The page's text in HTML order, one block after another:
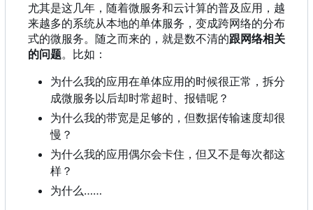
尤其是这几年，随着微服务和云计算的普及应用，越
来越多的系统从本地的单体服务，变成跨网络的分布
式的微服务。随之而来的，就是数不清的跟网络相关
的问题。比如：
为什么我的应用在单体应用的时候很正常，拆分
成微服务以后却时常超时、报错呢？
为什么我的带宽是足够的，但数据传输速度却很
慢？
为什么我的应用偶尔会卡住，但又不是每次都这
样？
为什么……